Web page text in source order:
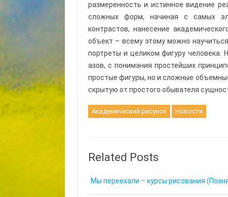
размеренность и истинное видение
сложных форм, начиная с самых
контрастов, нанесение
объект – всему этому можно
портреты и целиком фигуру человека.
азов, с понимания простейших
простые фигуры, но и сложные
скрытую от простого обывателя
Академический рисунок Новости
Related Posts
Мы переехали – курсы рисования